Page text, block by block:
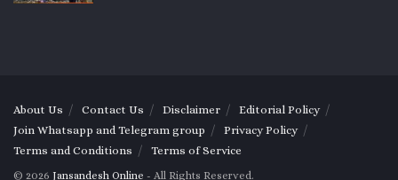
About Us Contact Us Disclaimer
Editorial Policy
Join Whatsapp and Telegram group
Privacy Policy
Terms and Conditions
Terms of Service
© 2026 Jansandesh Online - All Rights Reserved.